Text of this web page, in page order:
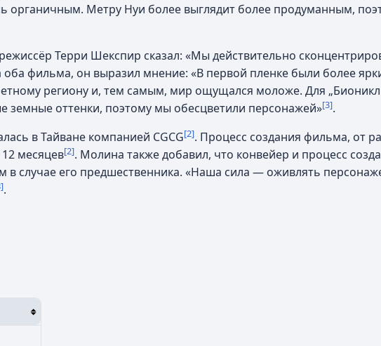
органичным. Метру Нуи более выглядит более продуманным,
Терри Шекспир сказал: «Мы действительно
оба фильма, он выразил мнение: «В первой пленке были более
региону и, тем самым, мир ощущался моложе. Для
земные оттенки, поэтому мы обесцветили персонажей»[3].
в Тайване компанией CGCG[2]. Процесс создания фильма, от
месяцев[2]. Молина также добавил, что конвейер и процесс
случае его предшественника. «Наша сила — оживлять
.